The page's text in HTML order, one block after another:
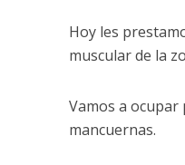
Hoy les
muscular de la
Vamos a
mancuernas.